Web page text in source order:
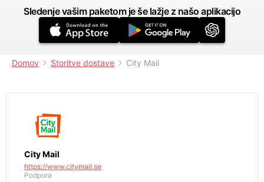
Sledenje vašim paketom je še lažje z našo aplikacijo
Domov Storitve dostave City Mail
City Mail
https://www.citymail.se
Podpora